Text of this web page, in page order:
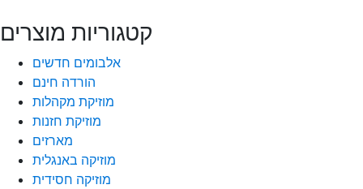
קטגוריות מוצרים
אלבומים חדשים
הורדה חינם
מוזיקת מקהלות
מוזיקת חזנות
מארזים
מוזיקה באנגלית
מוזיקה חסידית